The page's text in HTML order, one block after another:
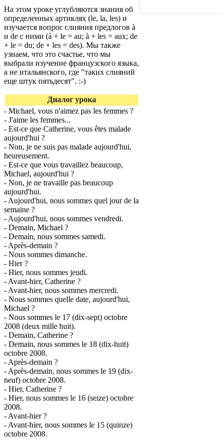
На этом уроке углубляются знания об
определенных артиклях (le, la, les) и
изучается вопрос слияния предлогов à
и de с ними (à + le = au; à + les = aux; de
+ le = du; de + les = des). Мы также
узнаем, что это счастье, что мы
выбрали изучение французского языка,
а не итальянского, где "таких слияний
еще штук пятьдесят". :-)
Диалог урока
- Michael, vous n'aimez pas les femmes ?
- J'aime les femmes...
- Est-ce que Catherine, vous êtes malade
aujourd'hui ?
- Non, je ne suis pas malade aujourd'hui,
heureusement.
- Est-ce que vous travaillez beaucoup,
Michael, aujourd'hui ?
- Non, je ne travaille pas beaucoup
aujourd'hui.
- Aujourd'hui, nous sommes quel jour de la
semaine ?
- Aujourd'hui, nous sommes vendredi.
- Demain, Michael ?
- Demain, nous sommes samedi.
- Après-demain ?
- Nous sommes dimanche.
- Hier ?
- Hier, nous sommes jeudi.
- Avant-hier, Catherine ?
- Avant-hier, nous sommes mercredi.
- Nous sommes quelle date, aujourd'hui,
Michael ?
- Nous sommes le 17 (dix-sept) octobre
2008 (deux mille huit).
- Demain, Catherine ?
- Demain, nous sommes le 18 (dix-huit)
octobre 2008.
- Après-demain ?
- Après-demain, nous sommes le 19 (dix-
neuf) octobre 2008.
- Hier, Catherine ?
- Hier, nous sommes le 16 (seize) octobre
2008.
- Avant-hier ?
- Avant-hier, nous sommes le 15 (quinze)
octobre 2008.